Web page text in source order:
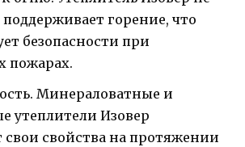
горение, что
безопасности при
пожарах.
Минераловатные и
утеплители Изовер
свои свойства на протяжении